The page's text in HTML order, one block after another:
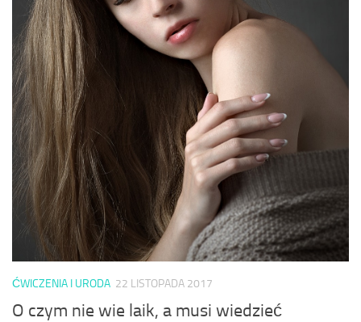
ĆWICZENIA I URODA 22 LISTOPADA 2017
O czym nie wie laik, a musi wiedzieć